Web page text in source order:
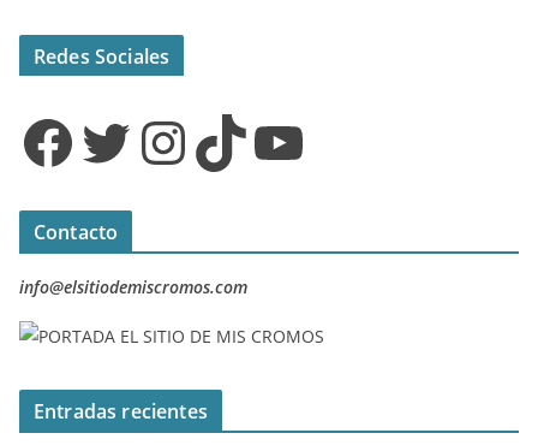
Redes Sociales
Facebook Twitter InstagramTikTok YouTube
Contacto
info@elsitiodemiscromos.com
Entradas recientes